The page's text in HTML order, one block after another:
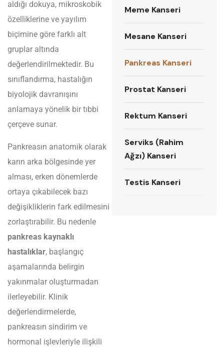
aldığı dokuya, mikroskobik
özelliklerine ve yayılım
biçimine göre farklı alt
gruplar altında
değerlendirilmektedir. Bu
sınıflandırma, hastalığın
biyolojik davranışını
anlamaya yönelik bir tıbbi
çerçeve sunar.
Pankreasın anatomik olarak
karın arka bölgesinde yer
alması, erken dönemlerde
ortaya çıkabilecek bazı
değişikliklerin fark edilmesini
zorlaştırabilir. Bu nedenle
pankreas kaynaklı
hastalıklar, başlangıç
aşamalarında belirgin
yakınmalar oluşturmadan
ilerleyebilir. Klinik
değerlendirmelerde,
pankreasın sindirim ve
hormonal işlevleriyle ilişkili
Meme Kanseri
Mesane Kanseri
Pankreas Kanseri
Prostat Kanseri
Rektum Kanseri
Serviks (Rahim
Ağzı) Kanseri
Testis Kanseri